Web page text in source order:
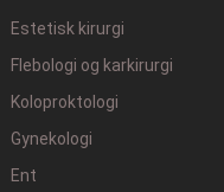
Estetisk kirurgi
Flebologi og karkirurgi
Koloproktologi
Gynekologi
Ent